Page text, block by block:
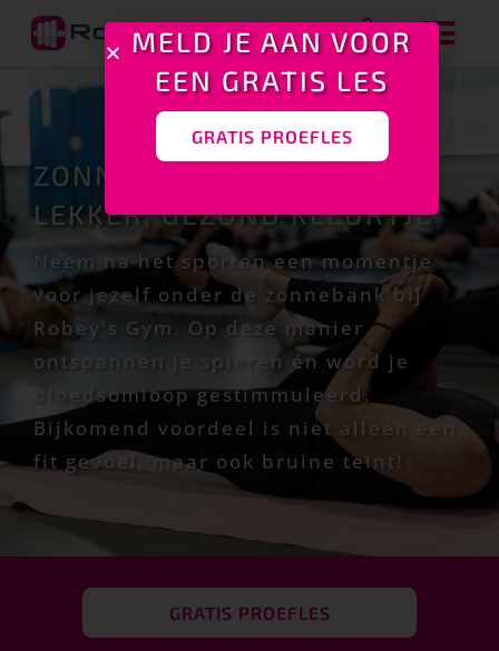
ZONNEBANK: VOOR EEN
LEKKER, GEZOND KLEURTJE
Neem na het sporten een momentje
voor jezelf onder de zonnebank bij
Robey's Gym. Op deze manier
ontspannen je spieren én word je
bloedsomloop gestimmuleerd.
Bijkomend voordeel is niet alleen een
fit gevoel, maar ook bruine teint!
GRATIS PROEFLES
MELD JE AAN VOOR
EEN GRATIS LES
GRATIS PROEFLES